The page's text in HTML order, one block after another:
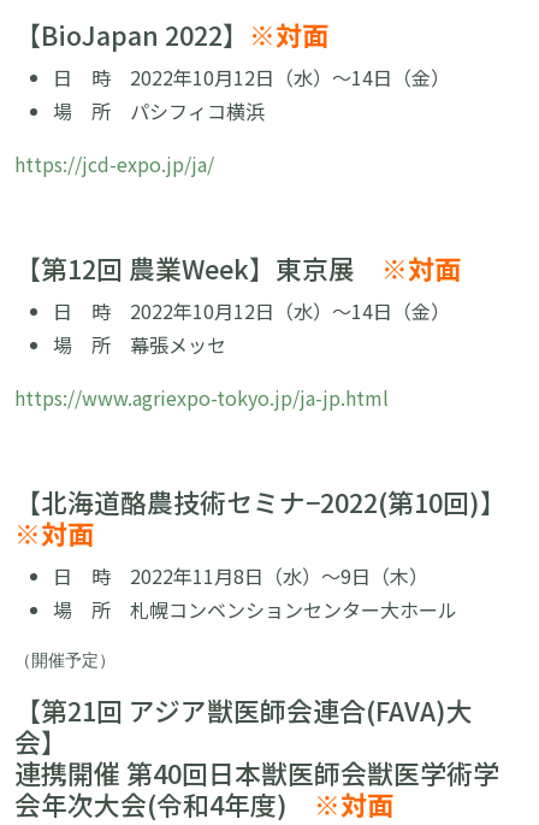
【BioJapan 2022】 ※対面
日 時 2022年10月12日（水）〜14日（金）
場 所 パシフィコ横浜
https://jcd-expo.jp/ja/
【第12回 農業Week】東京展 ※対面
日 時 2022年10月12日（水）〜14日（金）
場 所 幕張メッセ
https://www.agriexpo-tokyo.jp/ja-jp.html
【北海道酪農技術セミナ−2022(第10回)】
※対面
日 時 2022年11月8日（水）〜9日（木）
場 所 札幌コンベンションセンター大ホール
（開催予定）
【第21回 アジア獣医師会連合(FAVA)大
会】
連携開催 第40回日本獣医師会獣医学術学
会年次大会(令和4年度) ※対面